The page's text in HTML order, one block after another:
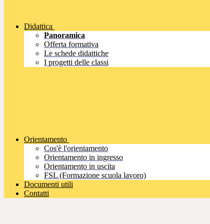
Didattica
Panoramica
Offerta formativa
Le schede didattiche
I progetti delle classi
Orientamento
Cos'è l'orientamento
Orientamento in ingresso
Orientamento in uscita
FSL (Formazione scuola lavoro)
Documenti utili
Contatti